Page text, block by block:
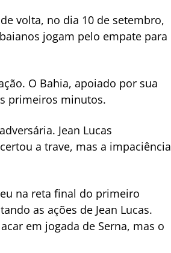
volta, no dia 10 de setembro,
jogam pelo empate para
O Bahia, apoiado por sua
primeiros minutos.
Jean Lucas
a trave, mas a impaciência
na reta final do primeiro
as ações de Jean Lucas.
em jogada de Serna, mas o